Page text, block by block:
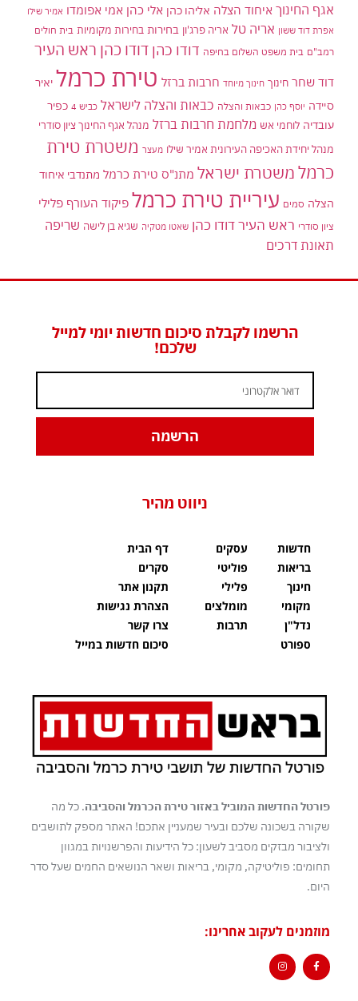
אגף החינוך איחוד הצלה אליהו כהן אלי כהן אמי אפומדו אמיר שילו
אפרת דוד ששון אריה טל אריה פרג'ון בחירות בחירות מקומיות בית חולים
רמב"ם בית משפט השלום בחיפה דודו כהן דודו כהן ראש העיר
דוד שחר חינוך חינוך מיוחד חרבות ברזל טירת כרמל יאיר
סיידה יוסף כהן כבאות והצלה כבאות והצלה לישראל כביש 4
כפיר
עובדיה לוחמי אש מלחמת חרבות ברזל מנהל אגף החינוך ציון סודרי
מנהל יחידת האכיפה העירונית אמיר שילו מעצר משטרת טירת
כרמלמשטרת ישראל מתנ"ס טירת כרמל מתנדבי איחוד
הצלה סמים עיריית טירת כרמל פיקוד העורף פלילי
ציון סודרי ראש העיר דודו כהן שאטו מטקיה שגיא בן לישה שריפה
תאונת דרכים
הרשמו לקבלת סיכום חדשות יומי למייל
שלכם!
הרשמה
ניווט מהיר
חדשות
בריאות
חינוך
מקומי
נדל"ן
ספורט
עסקים
פוליטי
פלילי
מומלצים
תרבות
דף הבית
סקרים
תקנון אתר
הצהרת נגישות
צרו קשר
סיכום חדשות במייל
פורטל החדשות המוביל באזור טירת הכרמל והסביבה. כל מה
שקורה בשכונה שלכם ובעיר שמעניין אתכם! האתר מספק לתושבים
ולציבור מבזקים מסביב לשעון: כל הידיעות והפרשנויות במגוון
תחומים: פוליטיקה, מקומי, בריאות ושאר הנושאים החמים שעל סדר
היום.
מוזמנים לעקוב אחרינו: